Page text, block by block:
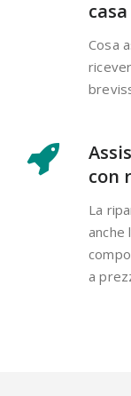
Cosa
con
La
anche
a